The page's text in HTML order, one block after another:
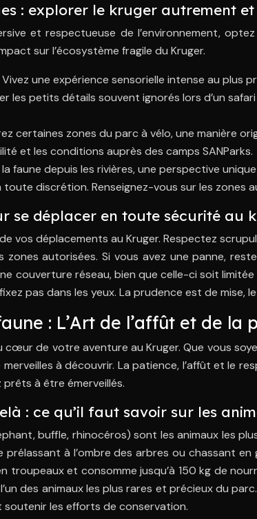
: explorer le kruger autrement
et respectueuse de l’environnement,
sur l’écosystème fragile du Kruger.
Vivez une expérience sensorielle intense au
les petits détails souvent ignorés lors d’un
certaines zones du parc à vélo, une manière
et les conditions auprès des camps SANParks.
la faune depuis les rivières, une perspective
toute discrétion. Renseignez-vous sur les zones
se déplacer en toute sécurité au
vos déplacements au Kruger. Respectez
autorisées. Si vous avez une panne,
couverture réseau, bien que celle-ci soit
pas dans les yeux. La prudence est de mise,
: L’Art de l’affût et de la
cœur de votre aventure au Kruger. Que vous
à découvrir. La patience, l’affût et le
à être émerveillés.
: ce qu’il faut savoir sur les
buffle, rhinocéros) sont les animaux les
à l’ombre des arbres ou chassant
troupeaux et consomme jusqu’à 150 kg de
des animaux les plus rares et précieux du
les efforts de conservation.